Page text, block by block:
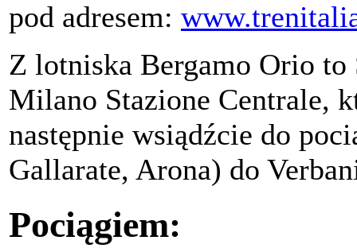
pod adresem:
Z lotniska Bergamo Orio to
Milano Stazione Centrale,
następnie wsiądźcie do
Gallarate, Arona) do
Pociągiem: